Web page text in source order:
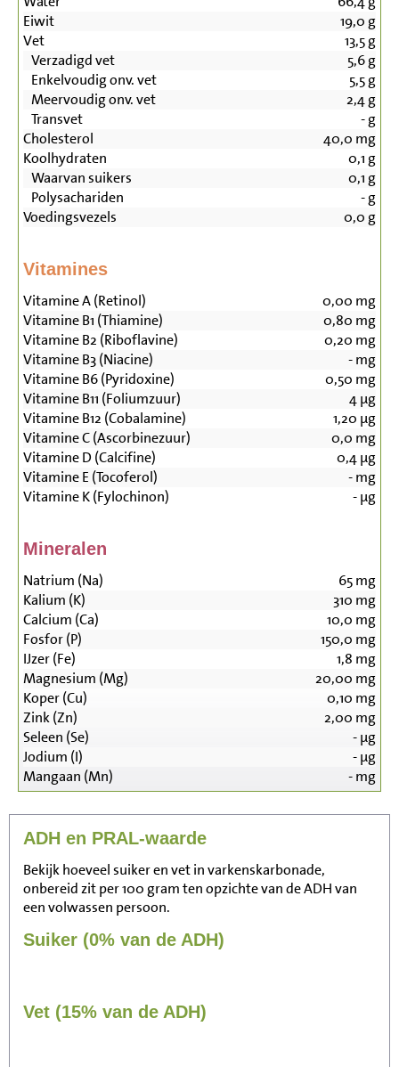
Eiwit
19,0 g
Vet
13,5g
Verzadigd vet
5,6g
Enkelvoudig onv. vet
5,5g
Meervoudig onv. vet
2,4g
Transvet
-g
Cholesterol
40,0 mg
Koolhydraten
0,1 g
Waarvan suikers
0,1 g
Polysachariden
-g
Voedingsvezels
0,0 g
Vitamines
Vitamine A (Retinol) 0,00 mg
Vitamine B1 (Thiamine)
0,80 mg
Vitamine B2 (Riboflavine)
0,20 mg
Vitamine B3 (Niacine)
-mg
Vitamine B6 (Pyridoxine)
0,50 mg
Vitamine B11 (Foliumzuur)
4µg
Vitamine B12 (Cobalamine)
1,20 µg
Vitamine C (Ascorbinezuur)
0,0 mg
Vitamine D (Calcifine)
0,4µg
Vitamine E (Tocoferol)
-mg
Vitamine K (Fylochinon)
-µg
Mineralen
Natrium (Na) 65mg
Kalium (K)
310 mg
Calcium (Ca)
10,0 mg
Fosfor (P)
150,0 mg
IJzer (Fe)
1,8 mg
Magnesium (Mg)
20,00 mg
Koper (Cu)
0,10 mg
Zink (Zn)
2,00 mg
Seleen (Se)
-µg
Jodium (I)
-µg
Mangaan (Mn)
-mg
ADH en PRAL-waarde
Bekijk hoeveel suiker en vet in varkenskarbonade,
onbereid zit per 100 gram ten opzichte van de ADH van
een volwassen persoon.
Suiker (0% van de ADH)
Vet (15% van de ADH)